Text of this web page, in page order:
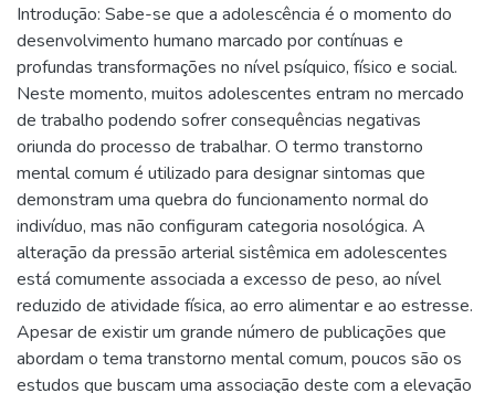
Introdução: Sabe-se que a adolescência é o momento do
desenvolvimento humano marcado por contínuas e
profundas transformações no nível psíquico, físico e social.
Neste momento, muitos adolescentes entram no mercado
de trabalho podendo sofrer consequências negativas
oriunda do processo de trabalhar. O termo transtorno
mental comum é utilizado para designar sintomas que
demonstram uma quebra do funcionamento normal do
indivíduo, mas não configuram categoria nosológica. A
alteração da pressão arterial sistêmica em adolescentes
está comumente associada a excesso de peso, ao nível
reduzido de atividade física, ao erro alimentar e ao estresse.
Apesar de existir um grande número de publicações que
abordam o tema transtorno mental comum, poucos são os
estudos que buscam uma associação deste com a elevação